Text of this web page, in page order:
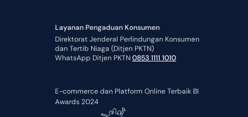
Layanan Pengaduan Konsumen
Direktorat Jenderal Perlindungan Konsumen
dan Tertib Niaga (Ditjen PKTN)
WhatsApp Ditjen PKTN0853 1111 1010
E-commerce dan Platform Online Terbaik BI
Awards 2024